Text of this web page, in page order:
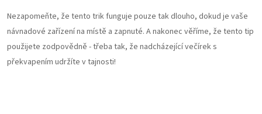
Nezapomeňte, že tento trik funguje pouze tak dlouho, dokud je vaše
návnadové zařízení na místě a zapnuté. A nakonec věříme, že tento tip
použijete zodpovědně - třeba tak, že nadcházející večírek s
překvapením udržíte v tajnosti!